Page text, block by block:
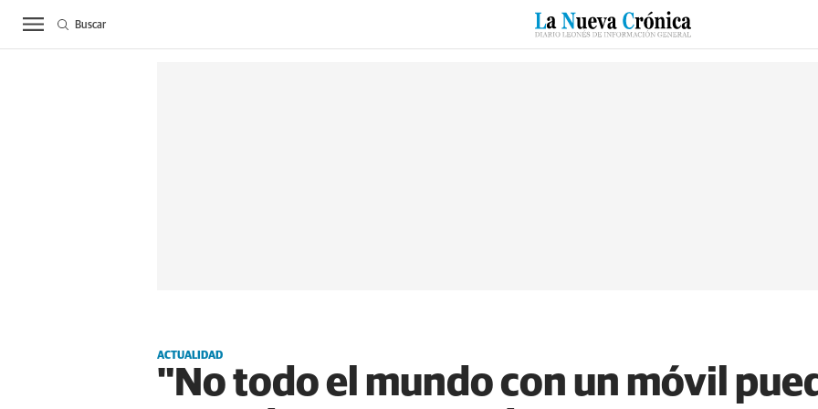
ACTUALIDAD BIERZO SUCESOS CULTURAS ESPECIALES DEPORTES
Buscar
ACTUALIDAD
"No todo el mundo con un móvil